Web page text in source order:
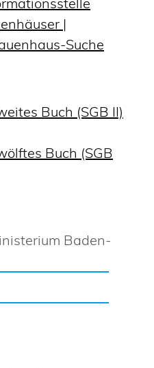
|
Suche
Buch (SGB II)
Buch (SGB
Baden-